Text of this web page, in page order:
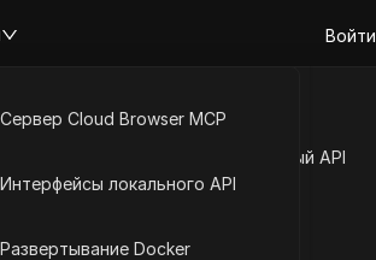
Открытый API
Сервер Cloud Browser MCP
Интерфейсы локального API
Развертывание Docker
Войти